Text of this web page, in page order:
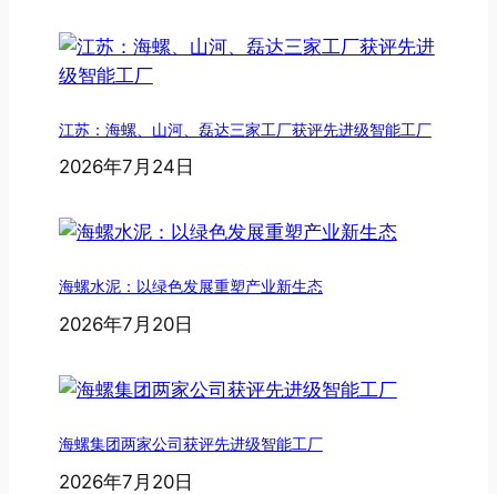
江苏：海螺、山河、磊达三家工厂获评先进级智能工厂
2026年7月24日
海螺水泥：以绿色发展重塑产业新生态
2026年7月20日
海螺集团两家公司获评先进级智能工厂
2026年7月20日